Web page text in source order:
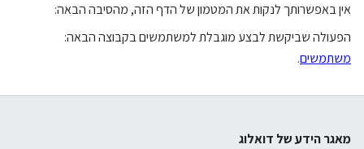
אין באפשרותך לנקות את המטמון של הדף הזה, מהסיבה הבאה:
הפעולה שביקשת לבצע מוגבלת למשתמשים בקבוצה הבאה:
משתמשים.
מאגר הידע של דואלוג